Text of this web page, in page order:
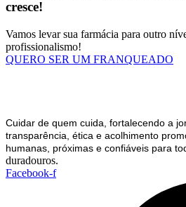
cresce!
Vamos levar sua farmácia para outro
profissionalismo!
QUERO SER UM FRANQUEADO
Cuidar de quem cuida, fortalecendo a
transparência, ética e acolhimento
humanas, próximas e confiáveis para
duradouros.
Facebook-f